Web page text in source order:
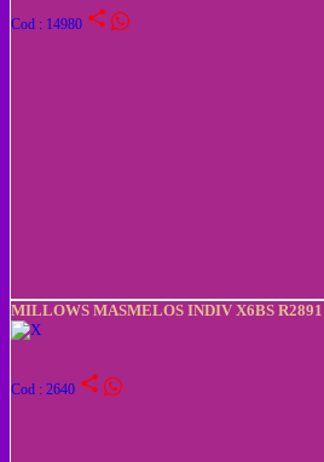
Cod : 14980 share
MILLOWS MASMELOS INDIV X6BS R2891
Cod : 2640 share